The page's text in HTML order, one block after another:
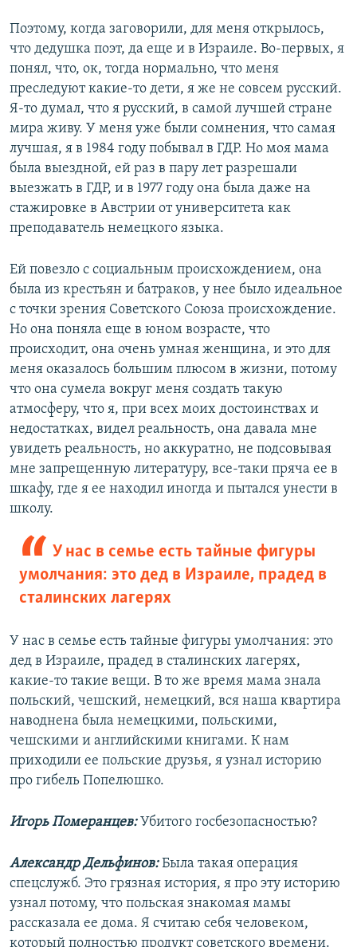
Поэтому, когда заговорили, для меня открылось,
что дедушка поэт, да еще и в Израиле. Во-первых, я
понял, что, ок, тогда нормально, что меня
преследуют какие-то дети, я же не совсем русский.
Я-то думал, что я русский, в самой лучшей стране
мира живу. У меня уже были сомнения, что самая
лучшая, я в 1984 году побывал в ГДР. Но моя мама
была выездной, ей раз в пару лет разрешали
выезжать в ГДР, и в 1977 году она была даже на
стажировке в Австрии от университета как
преподаватель немецкого языка.
Ей повезло с социальным происхождением, она
была из крестьян и батраков, у нее было идеальное
с точки зрения Советского Союза происхождение.
Но она поняла еще в юном возрасте, что
происходит, она очень умная женщина, и это для
меня оказалось большим плюсом в жизни, потому
что она сумела вокруг меня создать такую
атмосферу, что я, при всех моих достоинствах и
недостатках, видел реальность, она давала мне
увидеть реальность, но аккуратно, не подсовывая
мне запрещенную литературу, все-таки пряча ее в
шкафу, где я ее находил иногда и пытался унести в
школу.
У нас в семье есть тайные фигуры
умолчания: это дед в Израиле, прадед в
сталинских лагерях
У нас в семье есть тайные фигуры умолчания: это
дед в Израиле, прадед в сталинских лагерях,
какие-то такие вещи. В то же время мама знала
польский, чешский, немецкий, вся наша квартира
наводнена была немецкими, польскими,
чешскими и английскими книгами. К нам
приходили ее польские друзья, я узнал историю
про гибель Попелюшко.
Игорь Померанцев:Убитого госбезопасностью?
Александр Дельфинов:Была такая операция
спецслужб. Это грязная история, я про эту историю
узнал потому, что польская знакомая мамы
рассказала ее дома. Я считаю себя человеком,
который полностью продукт советского времени.